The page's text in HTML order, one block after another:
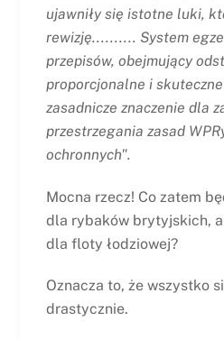
ujawniły się istotne luki,
rewizję.......... System
przepisów, obejmujący
proporcjonalne i
zasadnicze znaczenie dla
przestrzegania zasad
ochronnych".
Mocna rzecz! Co zatem
dla rybaków brytyjskich,
dla floty łodziowej?
Oznacza to, że wszystko
drastycznie.